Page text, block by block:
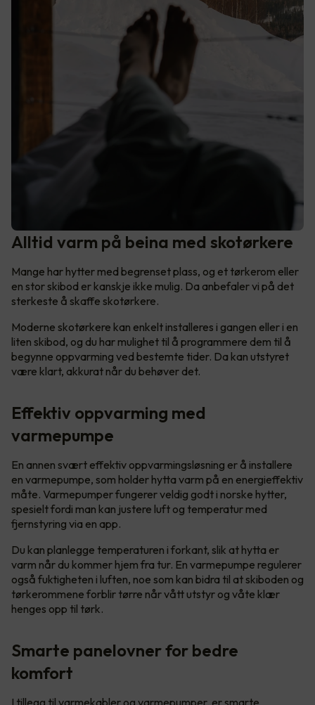
Alltid varm på beina med skotørkere
Mange har hytter med begrenset plass, og et tørkerom eller
en stor skibod er kanskje ikke mulig. Da anbefaler vi på det
sterkeste å skaffe skotørkere.
Moderne skotørkere kan enkelt installeres i gangen eller i en
liten skibod, og du har mulighet til å programmere dem til å
begynne oppvarming ved bestemte tider. Da kan utstyret
være klart, akkurat når du behøver det.
Effektiv oppvarming med
varmepumpe
En annen svært effektiv oppvarmingsløsning er å installere
en varmepumpe, som holder hytta varm på en energieffektiv
måte. Varmepumper fungerer veldig godt i norske hytter,
spesielt fordi man kan justere luft og temperatur med
fjernstyring via en app.
Du kan planlegge temperaturen i forkant, slik at hytta er
varm når du kommer hjem fra tur. En varmepumpe regulerer
også fuktigheten i luften, noe som kan bidra til at skiboden og
tørkerommene forblir tørre når vått utstyr og våte klær
henges opp til tørk.
Smarte panelovner for bedre
komfort